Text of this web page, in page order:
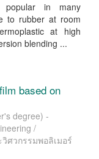
popular in many
to rubber at room
at high
blending ...
based on
degree) -
/
ศวกรรมพอลิเมอร์